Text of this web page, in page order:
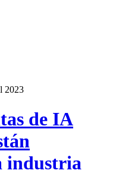
2023
de IA
industria